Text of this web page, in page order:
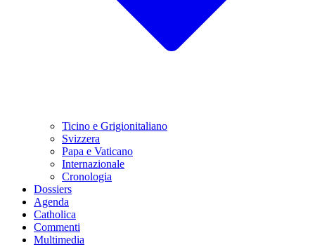
Ticino e Grigionitaliano
Svizzera
Papa e Vaticano
Internazionale
Cronologia
Dossiers
Agenda
Catholica
Commenti
Multimedia